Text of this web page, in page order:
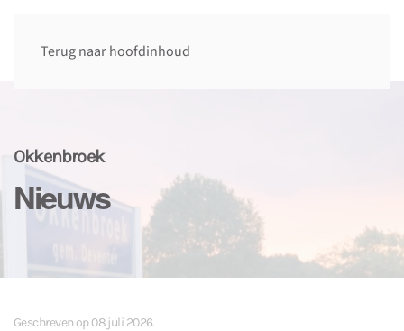
Terug naar hoofdinhoud
Okkenbroek
Nieuws
Geschreven op08 juli 2026.